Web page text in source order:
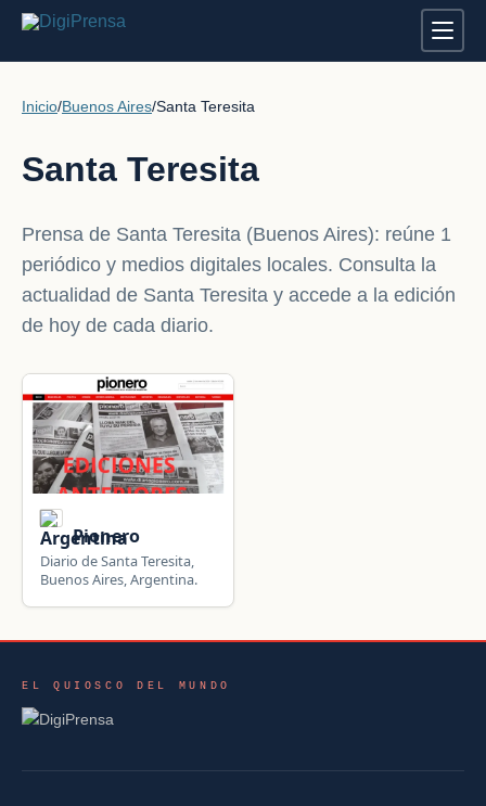
Inicio/Buenos Aires/Santa Teresita
Santa Teresita
Prensa de Santa Teresita (Buenos Aires): reúne 1
periódico y medios digitales locales. Consulta la
actualidad de Santa Teresita y accede a la edición
de hoy de cada diario.
Pionero
Diario de Santa Teresita,
Buenos Aires, Argentina.
EL QUIOSCO DEL MUNDO